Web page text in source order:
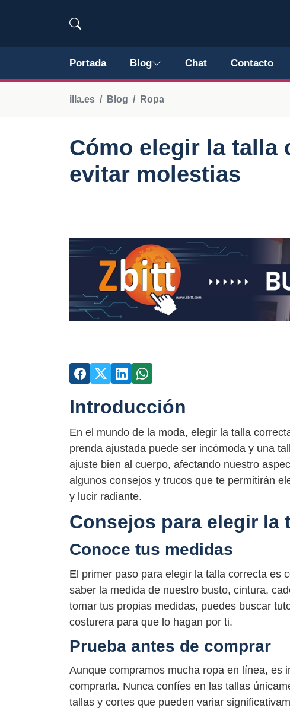
Portada Blog Chat Contacto
illa.es Blog Ropa
Cómo elegir la talla
evitar molestias
Introducción
En el mundo de la moda, elegir la talla
prenda ajustada puede ser incómoda y una
ajuste bien al cuerpo, afectando nuestro
algunos consejos y trucos que te permitirán
y lucir radiante.
Consejos para elegir la
Conoce tus medidas
El primer paso para elegir la talla correcta es
saber la medida de nuestro busto, cintura,
tomar tus propias medidas, puedes buscar
costurera para que lo hagan por ti.
Prueba antes de comprar
Aunque compramos mucha ropa en línea, es
comprarla. Nunca confíes en las tallas
tallas y cortes que pueden variar